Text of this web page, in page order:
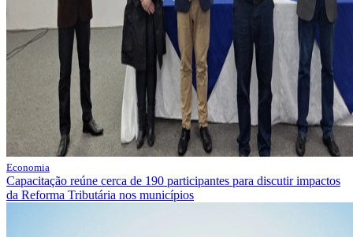
Economia
Capacitação reúne cerca de 190 participantes para discutir impactos
da Reforma Tributária nos municípios